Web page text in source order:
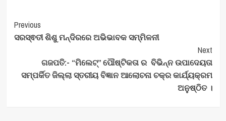
Post
Navigation
Previous
ସରସ୍ଵତୀ ଶିଶୁ ମନ୍ଦିରରେ ଅଭିଭାବକ ସମ୍ମିଳନୀ
Next
ଗଜପତି:- “ମିଲେଟ୍” ପୌଷ୍ଟିକତା ର ବିଭିନ୍ନ ଉପାଦେୟତା
ସମ୍ପର୍କିତ ଜିଲ୍ଲା ସ୍ତରୀୟ ବିଜ୍ଞାନ ଆଲୋଚନା ଚକ୍ର କାର୍ଯ୍ୟକ୍ରମ
ଅନୁଷ୍ଠିତ ।